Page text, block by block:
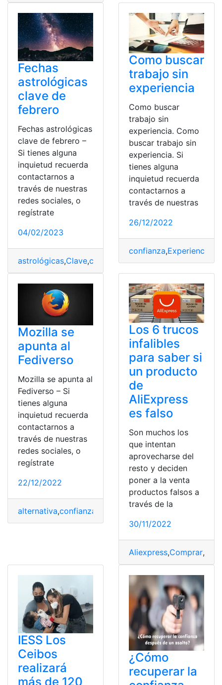
Fechas
astrológicas
clave de
febrero
Fechas astrológicas
clave de febrero –
Si tienes alguna
inquietud recuerda
contactarnos a
través de nuestras
redes sociales, o
regístrate
04/02/2023
astrológicas,Clave,confianza,conjunción,Fechas
Como buscar
trabajo sin
experiencia
Como buscar
trabajo sin
experiencia. Como
buscar trabajo sin
experiencia. Si
tienes alguna
inquietud recuerda
contactarnos a
través de nuestras
26/12/2022
confianza,Experiencia
Mozilla se
apunta al
Fediverso
Mozilla se apunta al
Fediverso – Si
tienes alguna
inquietud recuerda
contactarnos a
través de nuestras
redes sociales, o
regístrate
22/12/2022
alternativa,confianza Mastodon Mozilla
Los 6 trucos
infalibles
para saber si
un producto
de
AliExpress
es falso
Son muchos los
que intentan
aprovecharse del
resto y deciden
poner a la venta
productos falsos a
través de la
30/11/2022
Aliexpress,Comprar,
IESS Los
Ceibos
realizará
más de 120
¿Cómo
recuperar la